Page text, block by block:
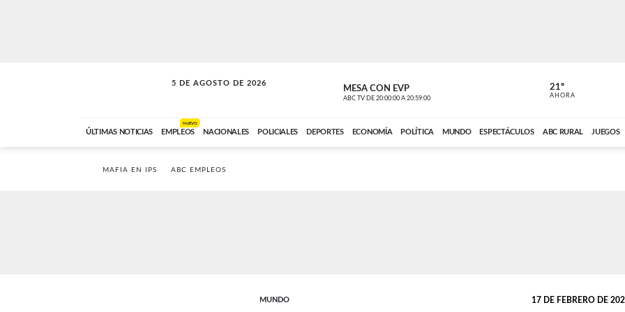
5 DE AGOSTO DE 2026
SOLO MÚSICA MESA CON EVP
ABC TV DE 20:00:00 A 20:59:00 ABC CARDINAL
21º
AHORA
ÚLTIMAS NOTICIAS EMPLEOS
NUEVO
NACIONALES POLICIALES DEPORTES ECONOMÍA POLÍTICA MUNDO ESPECTÁCULOS ABC RURAL JUEGOS
MAFIA EN IPS ABC EMPLEOS
MUNDO 17 DE FEBRERO DE